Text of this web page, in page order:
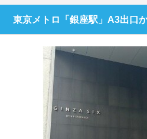
東京メトロ「銀座駅」A3出口